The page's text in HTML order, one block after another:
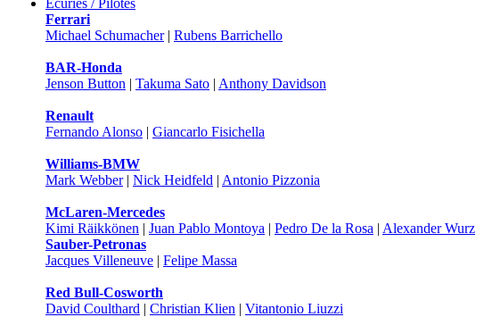
Écuries / Pilotes
Ferrari
Michael Schumacher| Rubens Barrichello
BAR-Honda
Jenson Button | Takuma Sato | Anthony Davidson
Renault
Fernando Alonso | Giancarlo Fisichella
Williams-BMW
Mark Webber| Nick Heidfeld | Antonio Pizzonia
McLaren-Mercedes
Kimi Räikkönen | Juan Pablo Montoya | Pedro De la Rosa | Alexander Wurz
Sauber-Petronas
Jacques Villeneuve | Felipe Massa
Red Bull-Cosworth
David Coulthard | Christian Klien | Vitantonio Liuzzi